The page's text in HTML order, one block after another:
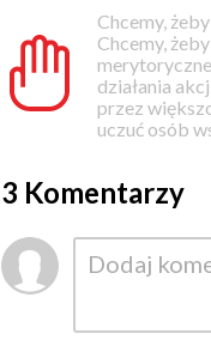
Chcemy,
Chcemy,
działania
przez
uczuć osób
3 Komentarzy